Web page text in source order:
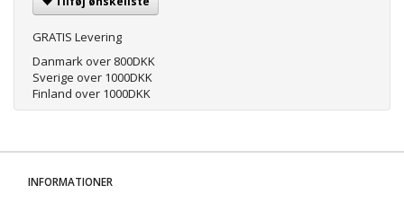
GRATIS Levering
Danmark over 800DKK
Sverige over 1000DKK
Finland over 1000DKK
INFORMATIONER